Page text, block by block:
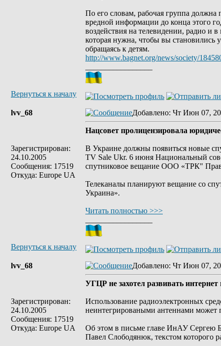
По его словам, рабочая группа должна
вредной информации до конца этого
воздействия на телевидении, радио и
которая нужна, чтобы вы
обращаясь к детям.
http://www.bagnet.org/news/society/
Вернуться к началу
lvv_68
Зарегистрирован:
24.10.2005
Сообщения: 17519
Откуда: Europe UA
Добавлено: Чт Июн 07,
Нацсовет пролицензировала
В Украине должны появиться новые
TV Sale Ukr. 6 июня Национальный
спутниковое вещание ООО «ТРК"
Телеканалы планируют вещание со
Украина».
Читать полностью >>>
Вернуться к началу
lvv_68
Зарегистрирован:
24.10.2005
Сообщения: 17519
Откуда: Europe UA
Добавлено: Чт Июн 07,
УГЦР не захотел развивать
Использование радиоэлектронных
неинтегрироваными антеннами может
Об этом в письме главе ИнАУ Сергею
Павел Слободянюк, текстом которого